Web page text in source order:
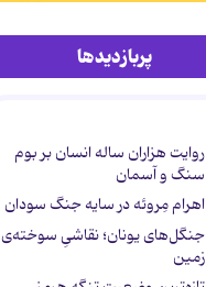
پربازدیدها
روایت هزاران ساله انسان بر بوم
سنگ و آسمان
اهرام مِروئه در سایه جنگ سودان
جنگل‌های یونان؛ نقاشیِ سوخته‌ی
زمین